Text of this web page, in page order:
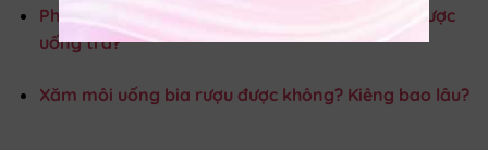
Phun xăm môi uống trà được không? Bao lâu được
uống trà?
Xăm môi uống bia rượu được không? Kiêng bao lâu?